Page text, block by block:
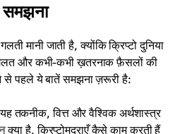
समझना
मानी जाती है, क्योंकि क्रिप्टो दुनिया
और कभी-कभी ख़तरनाक फ़ैसलों की
पहले ये बातें समझना ज़रूरी है:
तकनीक, वित्त और वैश्विक अर्थशास्त्र
क्या है, क्रिप्टोमुद्राएँ कैसे काम करती हैं